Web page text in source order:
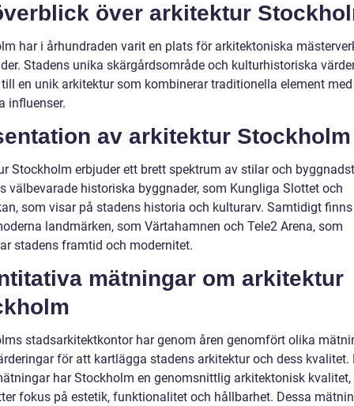
över arkitektur
har i århundraden varit en plats för arkitektoniska
Stadens unika skärgårdsområde och kulturhistoriska
en unik arkitektur som kombinerar traditionella element med
influenser.
av arkitektur Stockholm
Stockholm erbjuder ett brett spektrum av stilar och
välbevarade historiska byggnader, som Kungliga Slottet och
som visar på stadens historia och kulturarv. Samtidigt
landmärken, som Värtahamnen och Tele2 Arena, som
stadens framtid och modernitet.
mätningar om arkitektur
stadsarkitektkontor har genom åren genomfört olika
för att kartlägga stadens arkitektur och dess kvalitet.
har Stockholm en genomsnittlig arkitektonisk kvalitet,
fokus på estetik, funktionalitet och hållbarhet. Dessa